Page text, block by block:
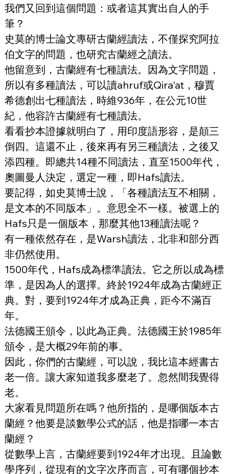
我們又回到這個問題：或者這其實出自人的手
筆？
史莫的博士論文專研古蘭經讀法，不僅探究阿拉
伯文字的問題，也研究古蘭經之讀法。
他留意到，古蘭經有七種讀法。因為文字問題，
所以有多種讀法，可以讀ahruf或Qira'at，穆賈
希德創出七種讀法，時維936年，在公元10世
紀，他容許古蘭經有七種讀法。
看看抄本證據就明白了，用印度語形容，是顛三
倒四。這還不止，後來再有另三種讀法，之後又
添四種。即總共14種不同讀法，直至1500年代，
奧圖曼人決定，選定一種，即Hafs讀法。
要記得，如史莫博士說，「各種讀法互不相關，
是文本的不同版本」。意思全不一樣。被選上的
Hafs只是一個版本，那麼其他13種讀法呢？
有一種依然存在，是Warsh讀法，北非和部分西
非仍然使用。
1500年代，Hafs成為標準讀法。它之所以成為標
準，是因為人的選擇。終於1924年成為古蘭經正
典。對，要到1924年才成為正典，距今不滿百
年。
法德國王頒令，以此為正典。法德國王於1985年
頒令，是大概29年前的事。
因此，你們的古蘭經，可以說，我比這本經書古
老一倍。讓大家知道我多麼老了。忽然間我覺得
老。
大家看見問題所在嗎？他所指的，是哪個版本古
蘭經？他要是談數學公式的話，他是指哪一本古
蘭經？
從數學上言，古蘭經要到1924年才出現。且論數
學序列，從現有的文字次序而言，可有哪個抄本